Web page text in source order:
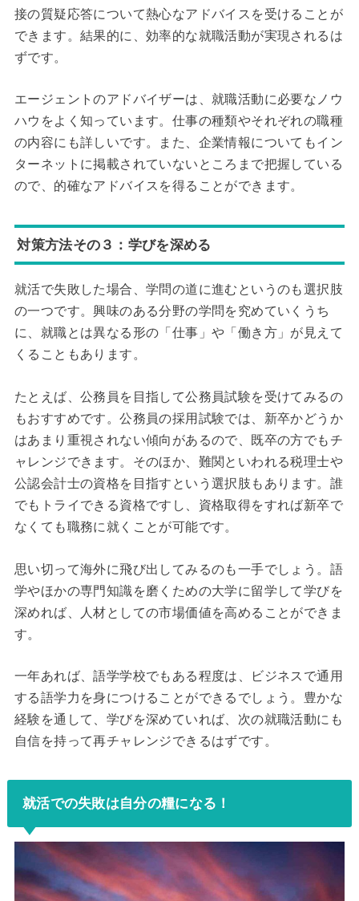
接の質疑応答について熱心なアドバイスを受けることが
できます。結果的に、効率的な就職活動が実現されるは
ずです。
エージェントのアドバイザーは、就職活動に必要なノウ
ハウをよく知っています。仕事の種類やそれぞれの職種
の内容にも詳しいです。また、企業情報についてもイン
ターネットに掲載されていないところまで把握している
ので、的確なアドバイスを得ることができます。
対策方法その３：学びを深める
就活で失敗した場合、学問の道に進むというのも選択肢
の一つです。興味のある分野の学問を究めていくうち
に、就職とは異なる形の「仕事」や「働き方」が見えて
くることもあります。
たとえば、公務員を目指して公務員試験を受けてみるの
もおすすめです。公務員の採用試験では、新卒かどうか
はあまり重視されない傾向があるので、既卒の方でもチ
ャレンジできます。そのほか、難関といわれる税理士や
公認会計士の資格を目指すという選択肢もあります。誰
でもトライできる資格ですし、資格取得をすれば新卒で
なくても職務に就くことが可能です。
思い切って海外に飛び出してみるのも一手でしょう。語
学やほかの専門知識を磨くための大学に留学して学びを
深めれば、人材としての市場価値を高めることができま
す。
一年あれば、語学学校でもある程度は、ビジネスで通用
する語学力を身につけることができるでしょう。豊かな
経験を通して、学びを深めていれば、次の就職活動にも
自信を持って再チャレンジできるはずです。
就活での失敗は自分の糧になる！